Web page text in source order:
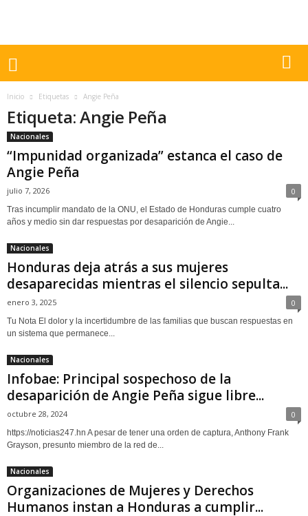
Inicio Etiquetas Angie Peña
Etiqueta: Angie Peña
Nacionales
“Impunidad organizada” estanca el caso de
Angie Peña
julio 7, 2026 0
Tras incumplir mandato de la ONU, el Estado de Honduras cumple cuatro
años y medio sin dar respuestas por desaparición de Angie...
Nacionales
Honduras deja atrás a sus mujeres
desaparecidas mientras el silencio sepulta...
enero 3, 2025 0
Tu Nota El dolor y la incertidumbre de las familias que buscan respuestas en
un sistema que permanece...
Nacionales
Infobae: Principal sospechoso de la
desaparición de Angie Peña sigue libre...
octubre 28, 2024 0
https://noticias247.hn A pesar de tener una orden de captura, Anthony Frank
Grayson, presunto miembro de la red de...
Nacionales
Organizaciones de Mujeres y Derechos
Humanos instan a Honduras a cumplir...